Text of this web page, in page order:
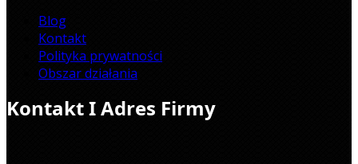
Blog
Kontakt
Polityka prywatności
Obszar działania
Kontakt I Adres Firmy